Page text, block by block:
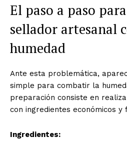
El paso a paso
sellador artesanal
humedad
Ante esta problemática,
simple para combatir la
preparación consiste en
con ingredientes económicos y
Ingredientes: